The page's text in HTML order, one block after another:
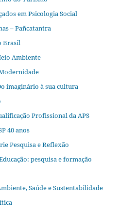
em Psicologia Social
– Pañcatantra
Brasil
Ambiente
imaginário à sua cultura
Profissional da APS
40 anos
Pesquisa e Reflexão
pesquisa e formação
Saúde e Sustentabilidade